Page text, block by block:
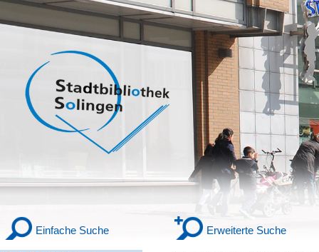
Einfache Suche Erweiterte Suche